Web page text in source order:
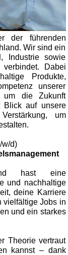
der führenden
Wir sind ein
Industrie sowie
Dabei
Produkte,
unserer
um die Zukunft
Blick auf unsere
um
w/d)
hast eine
und nachhaltige
deine Karriere
vielfältige Jobs in
und ein starkes
Theorie vertraut
kannst – dank